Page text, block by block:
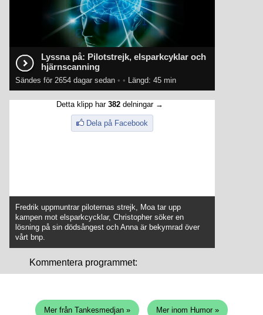
Lyssna på: Pilotstrejk, elsparkcyklar och
hjärnscanning
Sändes för 2654 dagar sedan • • Längd: 45 min
Detta klipp har 382 delningar →
Dela på Facebook
Fredrik uppmuntrar piloternas strejk, Moa tar upp
kampen mot elsparkcycklar, Christopher söker en
lösning på sin dödsångest och Anna är bekymrad över
vårt bnp.
Kommentera programmet:
Mer från Tankesmedjan » Mer inom Humor »